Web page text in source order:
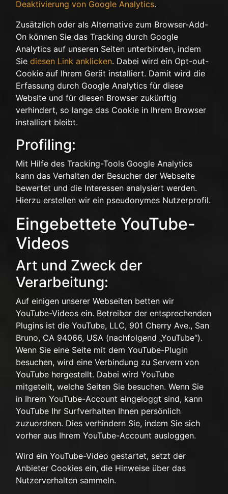
Deaktivierung von Google Analytics.
Zusätzlich oder als Alternative zum Browser-Add-
On können Sie das Tracking durch Google
Analytics auf unseren Seiten unterbinden, indem
Sie diesen Link anklicken. Dabei wird ein Opt-out-
Cookie auf Ihrem Gerät installiert. Damit wird die
Erfassung durch Google Analytics für diese
Website und für diesen Browser zukünftig
verhindert, so lange das Cookie in Ihrem Browser
installiert bleibt.
Profiling:
Mit Hilfe des Tracking-Tools Google Analytics
kann das Verhalten der Besucher der Webseite
bewertet und die Interessen analysiert werden.
Hierzu erstellen wir ein pseudonymes Nutzerprofil.
Eingebettete YouTube-
Videos
Art und Zweck der
Verarbeitung:
Auf einigen unserer Webseiten betten wir
YouTube-Videos ein. Betreiber der entsprechenden
Plugins ist die YouTube, LLC, 901 Cherry Ave., San
Bruno, CA 94066, USA (nachfolgend „YouTube“).
Wenn Sie eine Seite mit dem YouTube-Plugin
besuchen, wird eine Verbindung zu Servern von
YouTube hergestellt. Dabei wird YouTube
mitgeteilt, welche Seiten Sie besuchen. Wenn Sie
in Ihrem YouTube-Account eingeloggt sind, kann
YouTube Ihr Surfverhalten Ihnen persönlich
zuzuordnen. Dies verhindern Sie, indem Sie sich
vorher aus Ihrem YouTube-Account ausloggen.
Wird ein YouTube-Video gestartet, setzt der
Anbieter Cookies ein, die Hinweise über das
Nutzerverhalten sammeln.